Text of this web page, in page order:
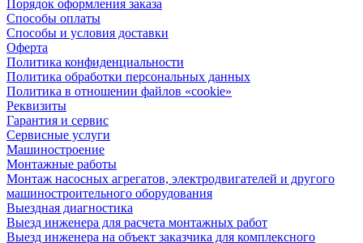
Порядок оформления заказа
Способы оплаты
Способы и условия доставки
Оферта
Политика конфиденциальности
Политика обработки персональных данных
Политика в отношении файлов «cookie»
Реквизиты
Гарантия и сервис
Сервисные услуги
Машиностроение
Монтажные работы
Монтаж насосных агрегатов, электродвигателей и другого
машиностроительного оборудования
Выездная диагностика
Выезд инженера для расчета монтажных работ
Выезд инженера на объект заказчика для комплексного